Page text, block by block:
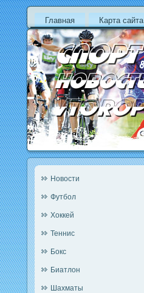
Главная Карта сайта
Новости
Футбол
Хоккей
Теннис
Бокс
Биатлон
Шахматы